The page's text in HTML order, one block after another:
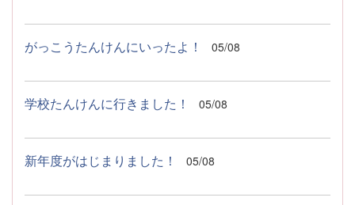
がっこうたんけんにいったよ！ 05/08
学校たんけんに行きました！ 05/08
新年度がはじまりました！ 05/08